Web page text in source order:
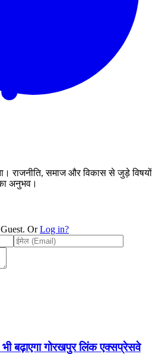
राजनीति, समाज और विकास से जुड़े विषयों
अनुभव।
Or Log in?
बढ़ाएगा गोरखपुर लिंक एक्सप्रेसवे